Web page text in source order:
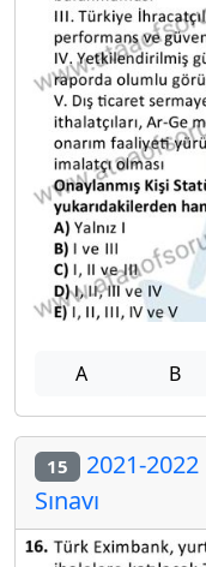
A B
15 2021-
Sınavı